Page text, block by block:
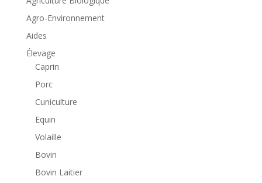
Agro-Environnement
Aides
Élevage
Caprin
Porc
Cuniculture
Equin
Volaille
Bovin
Bovin Laitier